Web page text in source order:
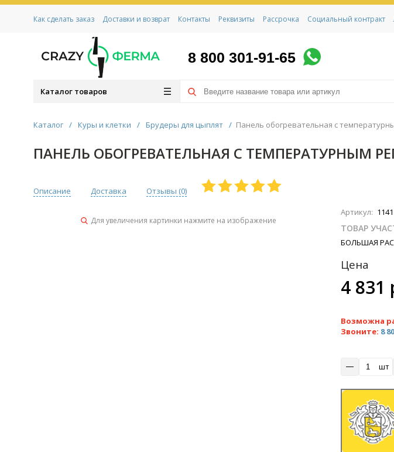
Как сделать заказ Доставки и возврат Контакты Реквизиты Рассрочка Социальный контракт
8 800 301-91-65
Каталог товаров
Каталог / Куры и клетки / Брудеры для цыплят / Панель обогревательная с
ПАНЕЛЬ ОБОГРЕВАТЕЛЬНАЯ С ТЕМПЕРАТУРНЫМ
Описание Доставка Отзывы (0)
Для увеличения картинки нажмите на изображение
Артикул: 1141
ТОВАР
БОЛЬШАЯ
Цена
4 831
Возможна
Звоните: 8
шт